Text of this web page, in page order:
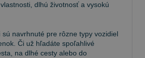
dlhú životnosť a vysokú
sú navrhnuté pre rôzne typy vozidiel
Či už hľadáte spoľahlivé
na dlhé cesty alebo do